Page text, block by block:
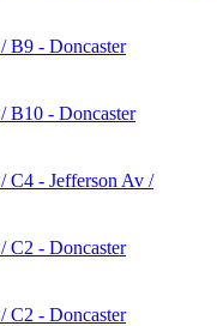
B9 - Doncaster
B10 - Doncaster
C4 - Jefferson Av /
C2 - Doncaster
C2 - Doncaster